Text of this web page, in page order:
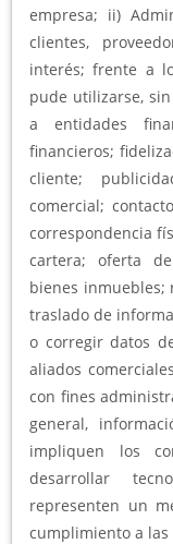
empresa; ii)
clientes,
interés; frente a
pude utilizarse,
a entidades
financieros;
cliente;
comercial;
correspondencia
cartera; oferta
bienes inmuebles;
traslado de
o corregir datos
aliados
con fines
general,
impliquen los
desarrollar
representen un
cumplimiento a las